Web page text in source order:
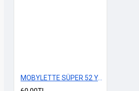
MOBYLETTE SÜPER 52 YAZI SETİ KIRMIZI